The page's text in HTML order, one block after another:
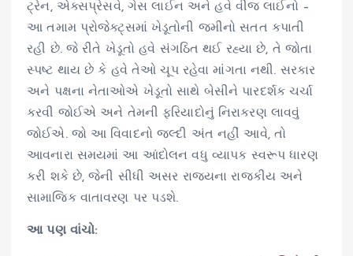
ટ્રેન, એક્સપ્રેસવે, ગેસ લાઈન અને હવે વીજ લાઈનો –
આ તમામ પ્રોજેક્ટ્સમાં ખેડૂતોની જમીનો સતત કપાતી
રહી છે. જે રીતે ખેડૂતો હવે સંગઠિત થઈ રહ્યા છે, તે જોતા
સ્પષ્ટ થાય છે કે હવે તેઓ ચૂપ રહેવા માંગતા નથી. સરકાર
અને પક્ષના નેતાઓએ ખેડૂતો સાથે બેસીને પારદર્શક ચર્ચા
કરવી જોઈએ અને તેમની ફરિયાદોનું નિરાકરણ લાવવું
જોઈએ. જો આ વિવાદનો જલ્દી અંત નહીં આવે, તો
આવનારા સમયમાં આ આંદોલન વધુ વ્યાપક સ્વરૂપ ધારણ
કરી શકે છે, જેની સીધી અસર રાજ્યના રાજકીય અને
સામાજિક વાતાવરણ પર પડશે.
આ પણ વાંચો: